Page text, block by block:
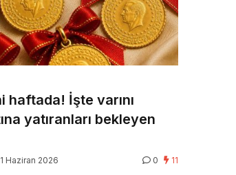
haftada! İşte varını
yatıranları bekleyen
Haziran 2026 0 11